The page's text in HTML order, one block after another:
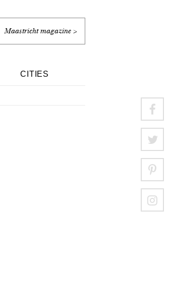
Maastricht magazine >
CITIES